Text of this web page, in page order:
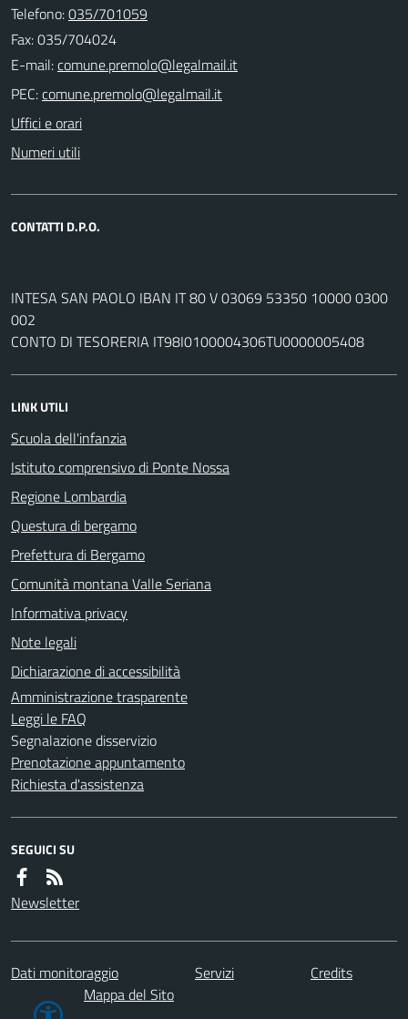
Telefono:035/701059
Fax: 035/704024
E-mail:
PEC:
Uffici e orari
Numeri utili
CONTATTI D.P.O.
INTESA SAN PAOLO IBAN IT 80 V 03069 53350 10000 0300
002
CONTO DI TESORERIA IT98I0100004306TU0000005408
LINK UTILI
Scuola dell'infanzia
Istituto comprensivo di Ponte Nossa
Regione Lombardia
Questura di bergamo
Prefettura di Bergamo
Comunità montana Valle Seriana
Informativa privacy
Note legali
Dichiarazione di accessibilità
Amministrazione trasparente
Leggi le FAQ
Segnalazione disservizio
Prenotazione appuntamento
Richiesta d'assistenza
SEGUICI SU
Newsletter
Dati monitoraggio Servizi
Credits
Mappa del Sito